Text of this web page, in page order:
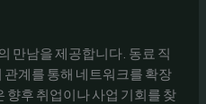
만남을 제공합니다. 동료 직
계를 통해 네트워크를 확장
향후 취업이나 사업 기회를 찾